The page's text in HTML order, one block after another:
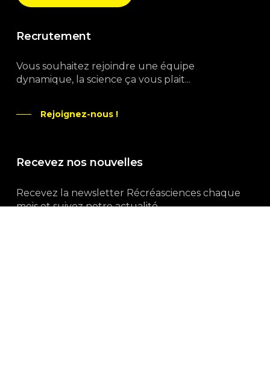
Recrutement
Vous souhaitez rejoindre une équipe
dynamique, la science ça vous plait...
Rejoignez-nous !
Recevez nos nouvelles
Recevez la newsletter Récréasciences chaque
mois et suivez notre actualité...